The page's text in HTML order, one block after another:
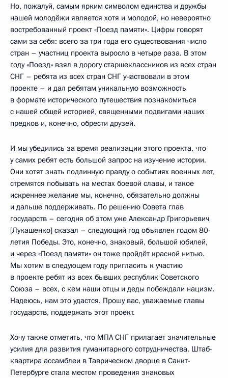
Но, пожалуй, самым ярким символом единства и дружбы
нашей молодёжи является хотя и молодой, но невероятно
востребованный проект «Поезд памяти». Цифры говорят
сами за себя: всего за три года его существования число
стран – участниц проекта выросло в четыре раза. В этом
году «Поезд» взял в дорогу старшеклассников из всех стран
СНГ – ребята из всех стран СНГ участвовали в этом
проекте – и дал ребятам уникальную возможность
в формате исторического путешествия познакомиться
с нашей общей историей, священными подвигами наших
предков и, конечно, обрести друзей.
И мы убедились за время реализации этого проекта, что
у самих ребят есть большой запрос на изучение истории.
Они хотят знать подлинную правду о событиях военных лет,
стремятся побывать на местах боевой славы, и такое
искреннее желание мы, конечно, обязательно должны
и дальше поддерживать. По решению Совета глав
государств – сегодня об этом уже Александр Григорьевич
[Лукашенко] сказал – следующий год объявлен годом 80-
летия Победы. Это, конечно, знаковый, большой юбилей,
и через «Поезд памяти» он тоже пройдёт красной нитью.
Мы хотим в следующем году пригласить к участию
в проекте ребят из всех бывших республик Советского
Союза – всех, с кем наши отцы и деды побеждали нацизм.
Надеюсь, нам это удастся. Прошу вас, уважаемые главы
государств, поддержать этот проект.
Хочу также отметить, что МПА СНГ прилагает значительные
усилия для развития гуманитарного сотрудничества. Штаб-
квартира ассамблеи в Таврическом дворце в Санкт-
Петербурге стала местом проведения знаковых